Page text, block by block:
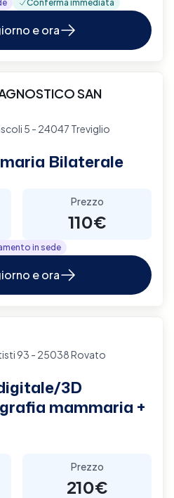
Conferma immediata
e ora
SAN
5 - 24047 Treviglio
Bilaterale
Prezzo
110€
in sede
e ora
93 - 25038 Rovato
3D
mammaria +
Prezzo
210€